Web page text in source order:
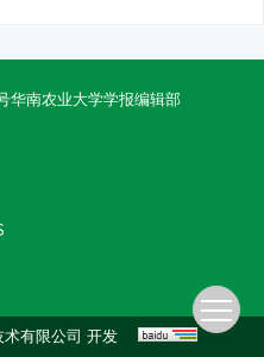
华南农业大学学报编辑部
有限公司 开发